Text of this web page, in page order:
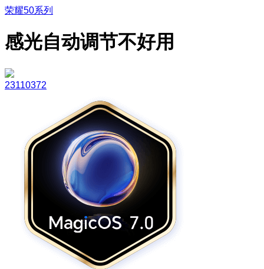
荣耀50系列
感光自动调节不好用
23110372